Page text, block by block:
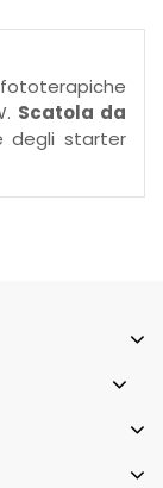
Scatola da
degli starter